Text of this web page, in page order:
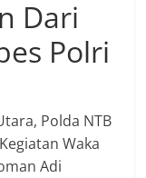
Dari
Polri
Polda NTB
Waka
Adi